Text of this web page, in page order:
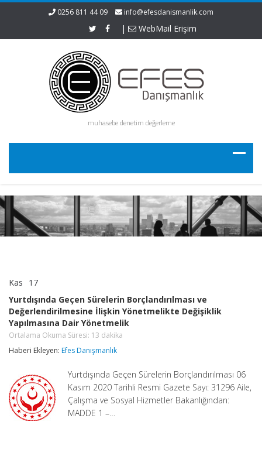
0256 811 44 09 info@efesdanismanlik.com
| WebMail Erişim
muhasebe denetim değerleme
Kas 17
Sürelerin
Borçlandırılması
ve
Değerlendirilmesine
Yönetmelikte
Yapılmasına
Dair
Yönetmelik
Ortalama
Okuma
Süresi:
Yurtdışında Geçen Sürelerin Borçlandırılması ve
Değerlendirilmesine İlişkin Yönetmelikte Değişiklik
Yapılmasına Dair Yönetmelik
Ortalama Okuma Süresi: 13 dakika
Haberi Ekleyen: Efes Danışmanlık
Yurtdışında Geçen Sürelerin Borçlandırılması 06
Kasım 2020 Tarihli Resmi Gazete Sayı: 31296 Aile,
Çalışma ve Sosyal Hizmetler Bakanlığından:
MADDE 1 –…